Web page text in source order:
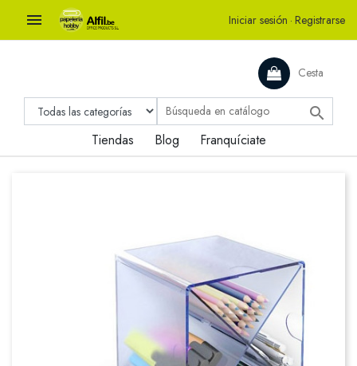
 Iniciar sesión · Registrarse
Cesta

Tiendas Blog Franquíciate